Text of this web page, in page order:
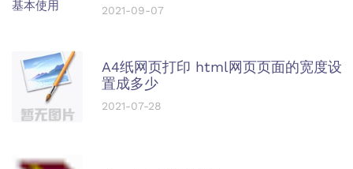
2021-09-07
A4纸网页打印 html网页页面的宽度设
置成多少
2021-07-28